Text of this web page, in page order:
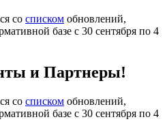
со списком обновлений,
базе с 30 сентября по 4
и Партнеры!
со списком обновлений,
базе с 30 сентября по 4